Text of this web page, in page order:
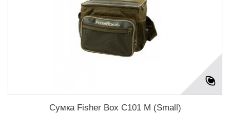
Сумка Fisher Box C101 M (Small)